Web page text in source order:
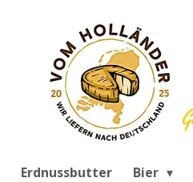
Erdnussbutter Bier